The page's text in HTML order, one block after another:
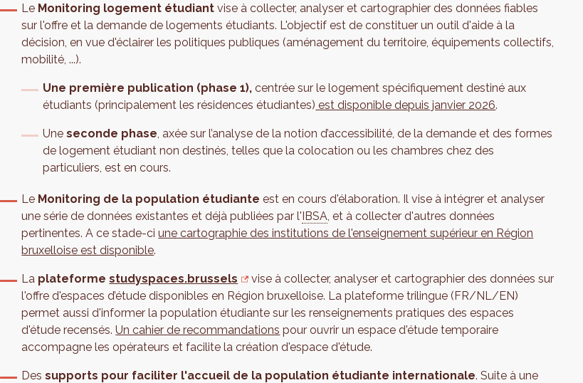
Le Monitoring logement étudiant vise à collecter, analyser et cartographier des données fiables
sur l'offre et la demande de logements étudiants. L'objectif est de constituer un outil d'aide à la
décision, en vue d'éclairer les politiques publiques (aménagement du territoire, équipements collectifs,
mobilité, ...).
Une première publication (phase 1),centrée sur le logement spécifiquement destiné aux
étudiants (principalement les résidences étudiantes) est disponible depuis janvier 2026.
Uneseconde phase, axée sur l’analyse de la notion d’accessibilité, de la demande et des formes
de logement étudiant non destinés, telles que la colocation ou les chambres chez des
particuliers, est en cours.
Le Monitoring de la population étudiante est en cours d'élaboration. Il vise à intégrer et analyser
une série de données existantes et déjà publiées par l'IBSA, et à collecter d'autres données
pertinentes. A ce stade-ciune cartographie des institutions de l'enseignement supérieur en Région
bruxelloise est disponible.
La plateformestudyspaces.brussels
vise à collecter, analyser et cartographier des données sur
l'offre d'espaces d’étude disponibles en Région bruxelloise. La plateforme trilingue (FR/NL/EN)
permet aussi d'informer la population étudiante sur les renseignements pratiques des espaces
d'étude recensés.Un cahier de recommandations pour ouvrir un espace d'étude temporaire
accompagne les opérateurs et facilite la création d'espace d'étude.
Dessupports pour faciliter l'accueil de la population étudiante internationale. Suite à une